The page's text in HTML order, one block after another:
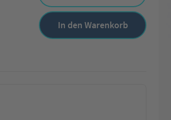
In den Warenkorb